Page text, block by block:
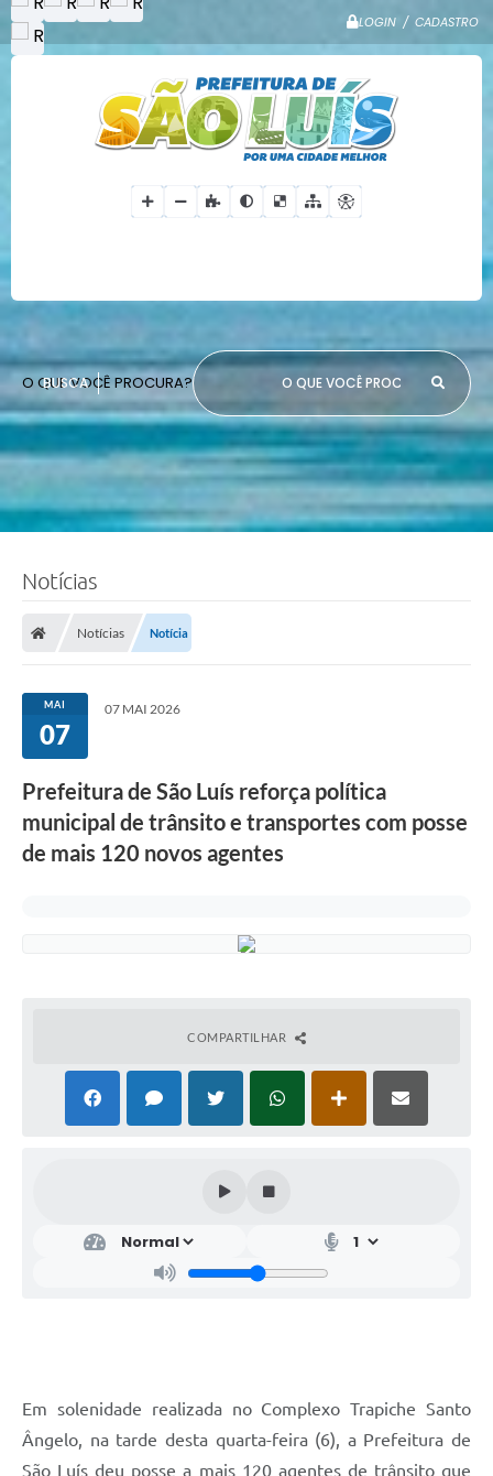
LOGIN / CADASTRO
O QUE VOCÊ PROCURA?
Notícias
Notícias Notícia
MAI
07
07 MAI 2026
Prefeitura de São Luís reforça política
municipal de trânsito e transportes com posse
de mais 120 novos agentes
COMPARTILHAR
Em solenidade realizada no Complexo Trapiche Santo
Ângelo, na tarde desta quarta-feira (6), a Prefeitura de
São Luís deu posse a mais 120 agentes de trânsito que